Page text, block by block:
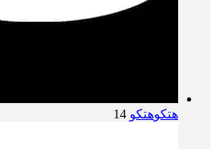
هتکوهتکو 14